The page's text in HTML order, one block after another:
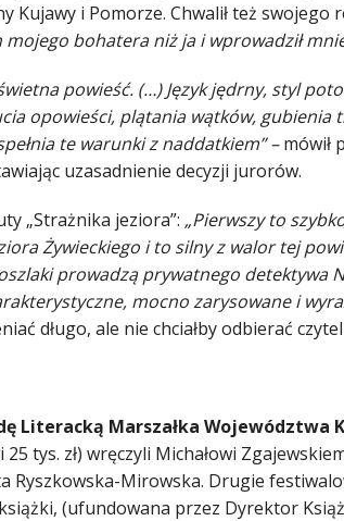
Kujawy i Pomorze. Chwalił też swojego
bohatera niż ja i wprowadził
powieść. (…) Język jędrny, styl
opowieści, plątania wątków, gubienia
te warunki z naddatkiem” –mówił
uzasadnienie decyzji jurorów.
„Strażnika jeziora”: „Pierwszy to
Żywieckiego i to silny z walor tej
prowadzą prywatnego detektywa
mocno zarysowane i
długo, ale nie chciałby odbierać
Literacką Marszałka Województwa
25 tys. zł) wręczyli Michałowi
Ryszkowska-Mirowska. Drugie
(ufundowana przez Dyrektor